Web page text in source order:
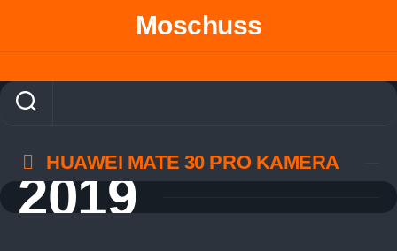
Moschuss
HUAWEI MATE 30 PRO KAMERA
2019